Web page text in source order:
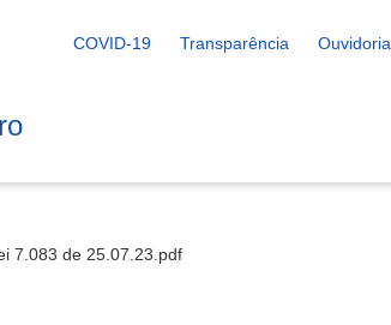
COVID-19 Transparência Ouvidoria
7.083 de 25.07.23.pdf